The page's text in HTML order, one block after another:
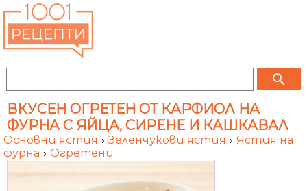
search
ВКУСЕН ОГРЕТЕН ОТ КАРФИОЛ НА
ФУРНА С ЯЙЦА, СИРЕНЕ И КАШКАВАЛ
Основни ястия › Зеленчукови ястия › Ястия на
фурна › Огретени